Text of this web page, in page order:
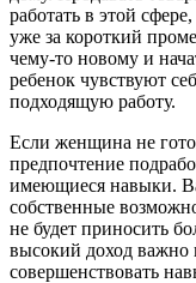
работать в этой
уже за короткий
чему-то новому и
ребенок чувствуют
подходящую работу.
Если женщина не
предпочтение
имеющиеся навыки.
собственные
не будет приносить
высокий доход
совершенствовать